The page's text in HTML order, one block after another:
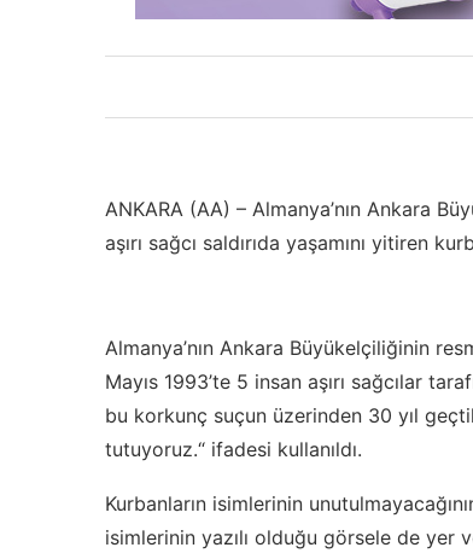
ANKARA (AA) – Almanya’nın Ankara
aşırı sağcı saldırıda yaşamını yitiren
Almanya’nın Ankara Büyükelçiliğinin
Mayıs 1993’te 5 insan aşırı sağcılar
bu korkunç suçun üzerinden 30 yıl
tutuyoruz.“ ifadesi kullanıldı.
Kurbanların isimlerinin
isimlerinin yazılı olduğu görsele de yer